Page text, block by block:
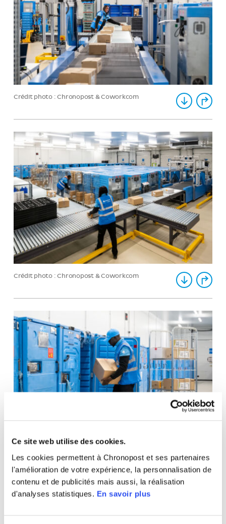
Ce site web utilise des cookies.
Les cookies permettent à Chronopost et ses partenaires
l'amélioration de votre expérience, la personnalisation de
contenu et de publicités mais aussi, la réalisation
d'analyses statistiques. En savoir plus
Crédit photo : Chronopost & Coworkcom
Crédit photo : Chronopost & Coworkcom
Crédit photo : Chronopost & Coworkcom